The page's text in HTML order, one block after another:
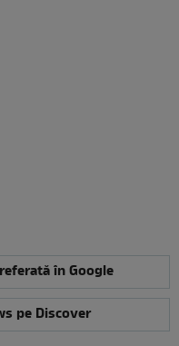
în Google
pe Discover